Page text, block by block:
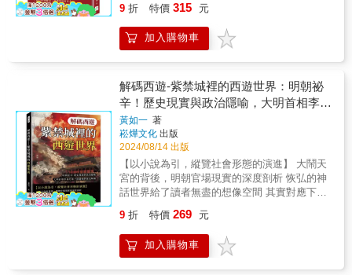
人VS妖，到底誰可怕？立志殺掉10000個和尚
的國王、打算吃掉1111顆小孩心肝的國王⋯⋯
怎麼越往西走怪人越多啦！◆終於到西天啦！
菩薩腳下一定人人有修為，個個有善心⋯⋯
肯給經書！？
像是一次用盡生命的熱血噴薄。只是閹黨的
「鐵腕肅清」與明太祖的「鐵腕肅貪」遙相呼
應，此朝已再不可留。▎結局：崇禎的迷茫明
題，他試圖解決最容易的，卻反而壓垮了自
己，最終自縊煤山。他未能找出問題癥結，孤
苦無依。遼東將門和關寧鐵騎雖軍功顯赫，卻
成為可怕的友軍黑洞。袁崇煥到底是精忠良臣
還是奸賊，根本不複雜，他只是為遼東兒郎們
撈取利益。明思宗不怕死，但他就想知道一件
事：到底誰是忠來誰是奸？可惜這麼簡單的問
題他到整個大明王朝都死了還是沒得到答案。
本書特色：本書為黃如一所著《冰火大明》的
下冊，以通俗語言繼續講述大明王朝的歷史，
大的慢性病灶到最終崩潰的過程。透過細述文
官與宦官鬥爭、資本主義萌芽以及海瑞等清官
的抗爭，闡述了貪腐逐步侵蝕王朝的過程，並
致土木堡之變。這次天裂之禍，皇帝戰敗被
後的一次強烈反擊。 ▎奪門：連于
謙都碾碎的貪廉劇鬥土木堡之變後，鉅貪王振
隕落，太監、文官、武將與親王分食其財。保
衛戰有功者蠢蠢欲動，但于謙這位補天裂的英
雄阻擋了他們。貪官徐有貞、石亨、曹吉祥聯
手，在「奪門」奇案中鬥敗于謙，重開貪腐盛
世。貪官氣焰囂張，直到明英宗省悟並試圖反
擊，但大貪官們拒不交權，最終爆發更奇異的
政變，為英宗朝的貪廉劇鬥畫上句號。▎紙糊
內閣：沉默的轉折萬貞兒被譽為惑亂後宮的妖
姬，也有說人她患難中的真情，但其不倫感情
對帝國倫理造成巨大傷害。她座下小太監汪直
一股文官的情操。司禮監和御馬監的鬥爭激
烈，而文官們卻集體沉默，導致官場腐敗橫
行。即使在孝宗朝的「弘治中興」，唐伯虎作
弊案仍動搖國本。這些事件在無聲中改變了大
第二十一回至第二十四回，描述了明朝初期的
政治動盪與內部紛爭。首先，建文帝因削藩政
策引發封諸王的不滿，結果觸怒了諸王並導致
戰旗折斷而失去士氣，最終朱棣成功脫困，返
回北方。在與使臣的書信往來中，朱棣激怒了
朝廷，進一步引發戰爭，糧草供應因遭遇伏擊
而受損。 ▎燕王入京與建文帝遜國 第二十五回
至第二十八回，敘述了朱棣的軍事進展和政治
變革。朱棣率軍越過長江，進入南京，建文帝
被迫遜國。隨後，忠臣因拒絕草擬詔書而遭慘
遭屠戮，但朱棣善待長子，讓他繼承家業。梅
駙馬含冤而死於水府，而鄭中官則被派遣出使
外洋，進行外交事務。朱棣率軍南下交趾，大
並勒石紀念這些軍事成就。 ▎皇室內訌與戰亂
第二十九回至第三十四回，描述了明朝內部的
權力爭奪和戰亂。皇子被徙樂安而遭罪，蒲台
9 折 特價 315 元
加入購物車
解碼西遊-紫禁城裡的西遊世界：明朝祕
辛！歷史現實與政治隱喻，大明首相李春
芳筆下的隱喻與歷史解讀
黃如一 著
崧燁文化 出版
2024/08/14 出版
【以小說為引，縱覽社會形態的演進】 大鬧天
宮的背後，明朝官場現實的深度剖析 恢弘的神
話世界給了讀者無盡的想像空間 其實對應下
玉帝私賞──蟠桃園的真相 玉帝為何能成為宇宙
的總主宰，讓三清四帝這麼多大神俯首稱臣？
就是因為他掌握著一個重要的資源──蟠桃，可
9 折 特價 269 元
加入購物車